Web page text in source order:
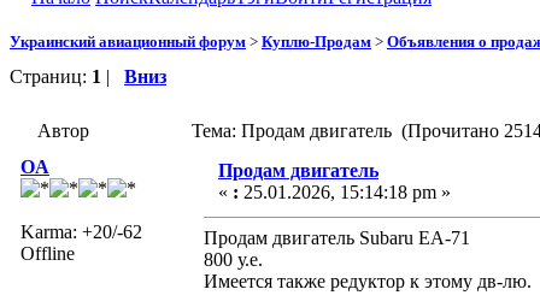
Украинский авиационный форум > Куплю-Продам > Объявления о
Страниц: 1 | Вниз
Автор
Тема: Продам двигатель (Прочитано
OA
Karma: +20/-62
Offline
Продам двигатель
« : 25.01.2026, 15:14:18 pm »
Продам двигатель Subaru EA-71
800 у.е.
Имеется также редуктор к этому дв-лю.